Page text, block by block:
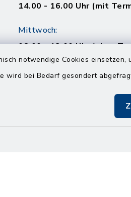
notwendige Cookies
wird bei Bedarf gesondert
14.00 - 16.00 Uhr (mit
Mittwoch:
08.00 - 12.00 Uhr (ohne
14.00 - 18.00 Uhr (ohne
Donnerstag: